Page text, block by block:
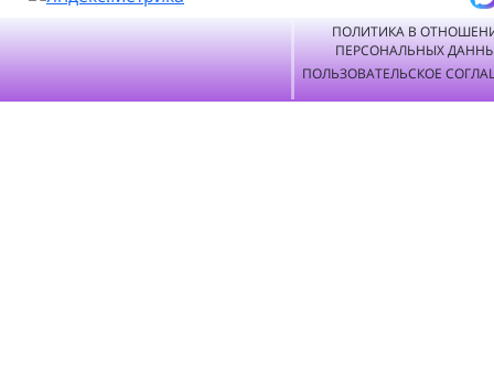
ПОЛИТИКА В
ПЕРСОНАЛЬНЫХ
ПОЛЬЗОВАТЕЛЬСКОЕ